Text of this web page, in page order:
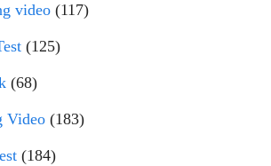
video (117)
(125)
(68)
Video (183)
(184)